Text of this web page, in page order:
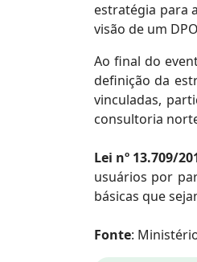
estratégia para
visão de um
Ao final do
definição da
vinculadas,
consultoria
Lei nº 13.709/
usuários por
básicas que
Fonte: